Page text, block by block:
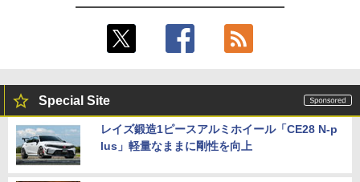
Special Site
レイズ鍛造1ピースアルミホイール「CE28 N-p
lus」軽量なままに剛性を向上